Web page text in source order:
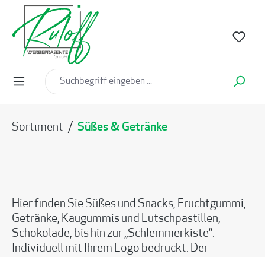
springen
Sortiment / Süßes & Getränke
Hier finden Sie Süßes und Snacks, Fruchtgummi,
Getränke, Kaugummis und Lutschpastillen,
Schokolade, bis hin zur „Schlemmerkiste“.
Individuell mit Ihrem Logo bedruckt. Der